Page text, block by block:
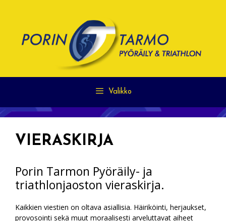
Valikko
VIERASKIRJA
Porin Tarmon Pyöräily- ja
triathlonjaoston vieraskirja.
Kaikkien viestien on oltava asiallisia. Häiriköinti, herjaukset,
provosointi sekä muut moraalisesti arveluttavat aiheet